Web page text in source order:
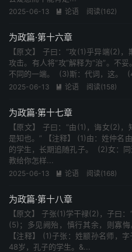
2025-06-13  论语 阅读(162)
为政篇·第十六章
【原文】 子曰：“攻(1)乎异端(2)
攻击。有人将“攻”解释为“治”。不
不同的一端。 (3)斯：代词，这。
2025-06-13  论语 阅读(158)
为政篇·第十七章
【原文】 子曰：“由(1)，诲女(2)
是知也。” 【注释】 (1)由：姓仲名
的学生，长期追随孔子。 (2)女：
教给你怎样...
2025-06-13  论语 阅读(168)
为政篇·第十八章
【原文】 子张(1)学干禄(2)，子曰
(5)；多见阙殆，慎行其余，则寡
【注释】 (1)子张：姓颛孙名师，
48岁，孔子的学生。&...